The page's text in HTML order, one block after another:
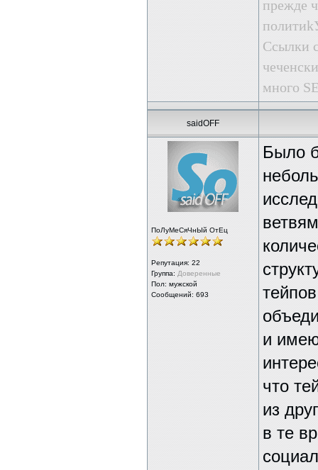
прежде
Ссылки
много
saidOFF
ПоЛуМеСяЧнЫй ОтЕц
Репутация: 22
Группа: Доверенные
Пол: мужской
Сообщений: 693
Было
и
что
из
в те